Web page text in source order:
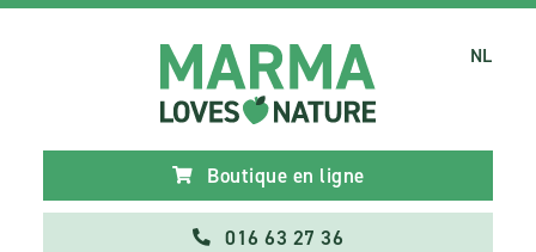
Boutique en ligne
016 63 27 36
NL